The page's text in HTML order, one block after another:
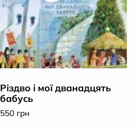
Різдво і мої дванадцять
бабусь
550 грн